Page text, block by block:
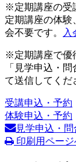
※定期講座の受
定期講座の体験
会不要です。
入
※定期講座で優
「見学申込・
て送信してくだ
受講申込・予約
体験申込・予約
見学申込・問
印刷用ページ